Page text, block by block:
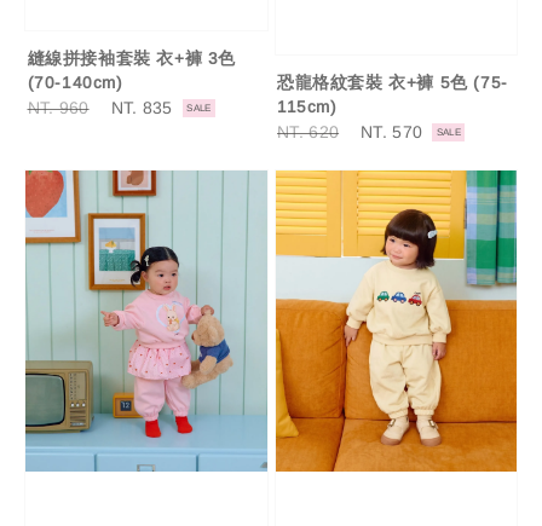
縫線拼接袖套裝 衣+褲 3色
(70-140cm)
Regular
NT. 960
Sale
NT. 835 SALE
恐龍格紋套裝 衣+褲 5色 (75-
115cm)
Regular
NT. 620
Sale
NT. 570 SALE